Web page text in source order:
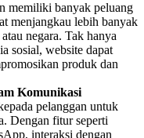
memiliki banyak peluang
menjangkau lebih banyak
negara. Tak hanya
sosial, website dapat
produk dan
Komunikasi
pelanggan untuk
Dengan fitur seperti
interaksi dengan